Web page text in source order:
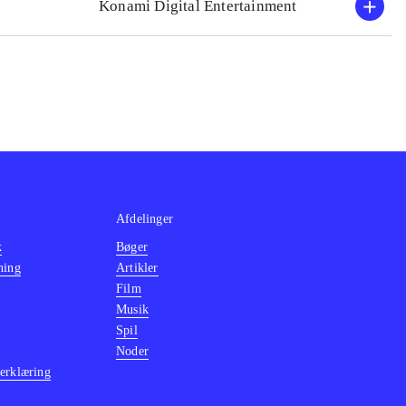
Konami Digital Entertainment
Afdelinger
Bøger
Artikler
Film
Musik
Spil
Noder